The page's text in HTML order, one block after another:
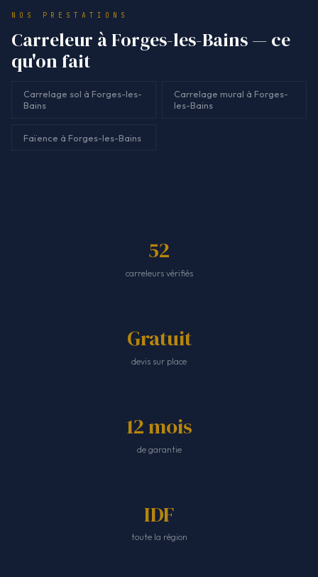
NOS PRESTATIONS
Carreleur à Forges-les-Bains — ce
qu'on fait
Carrelage sol à Forges-les-
Bains
Carrelage mural à Forges-
les-Bains
Faïence à Forges-les-Bains
52
carreleurs vérifiés
Gratuit
devis sur place
12 mois
de garantie
IDF
toute la région